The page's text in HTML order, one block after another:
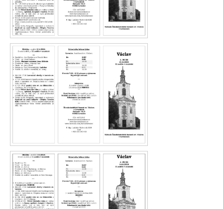
Václav 31.26
Václav 30.26